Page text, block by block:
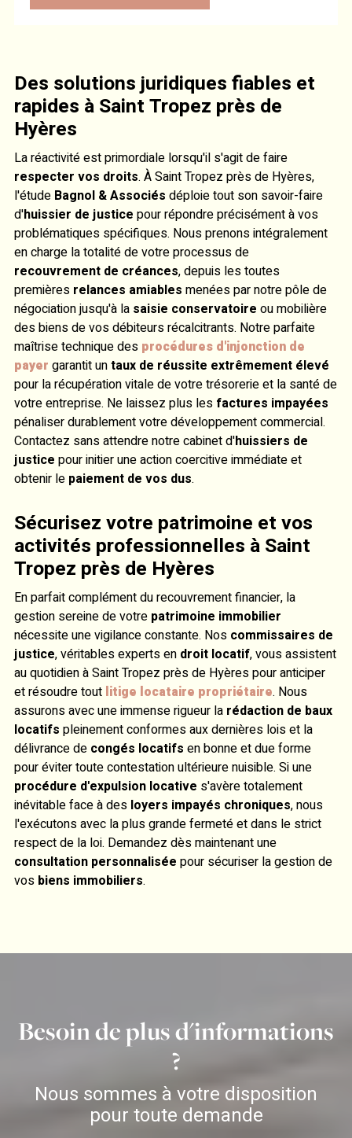
Des solutions juridiques fiables et
rapides à Saint Tropez près de
Hyères
La réactivité est primordiale lorsqu'il s'agit de faire
respecter vos droits. À Saint Tropez près de Hyères,
l'étude Bagnol & Associés déploie tout son savoir-faire
d'huissier de justice pour répondre précisément à vos
problématiques spécifiques. Nous prenons intégralement
en charge la totalité de votre processus de
recouvrement de créances, depuis les toutes
premières relances amiables menées par notre pôle de
négociation jusqu'à la saisie conservatoire ou mobilière
des biens de vos débiteurs récalcitrants. Notre parfaite
maîtrise technique des procédures d'injonction de
payer garantit untaux de réussite extrêmement élevé
pour la récupération vitale de votre trésorerie et la santé de
votre entreprise. Ne laissez plus les factures impayées
pénaliser durablement votre développement commercial.
Contactez sans attendre notre cabinet d'huissiers de
justice pour initier une action coercitive immédiate et
obtenir le paiement de vos dus.
Sécurisez votre patrimoine et vos
activités professionnelles à Saint
Tropez près de Hyères
En parfait complément du recouvrement financier, la
gestion sereine de votre patrimoine immobilier
nécessite une vigilance constante. Nos commissaires de
justice, véritables experts en droit locatif, vous assistent
au quotidien à Saint Tropez près de Hyères pour anticiper
et résoudre tout litige locataire propriétaire. Nous
assurons avec une immense rigueur la rédaction de baux
locatifs pleinement conformes aux dernières lois et la
délivrance de congés locatifs en bonne et due forme
pour éviter toute contestation ultérieure nuisible. Si une
procédure d'expulsion locative s'avère totalement
inévitable face à des loyers impayés chroniques, nous
l'exécutons avec la plus grande fermeté et dans le strict
respect de la loi. Demandez dès maintenant une
consultation personnalisée pour sécuriser la gestion de
vos biens immobiliers.
Besoin de plus d'informations
?
Nous sommes à votre disposition
pour toute demande